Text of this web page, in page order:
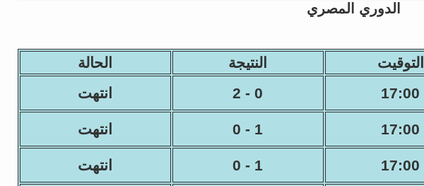
الدوري المصري
التوقيت النتيجة الحالة
17:00
0 - 2 انتهت
17:00
1 - 0 انتهت
17:00
1 - 0 انتهت